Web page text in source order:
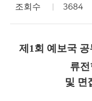
조회수 3684
제1회 예보국 공
류
및 면